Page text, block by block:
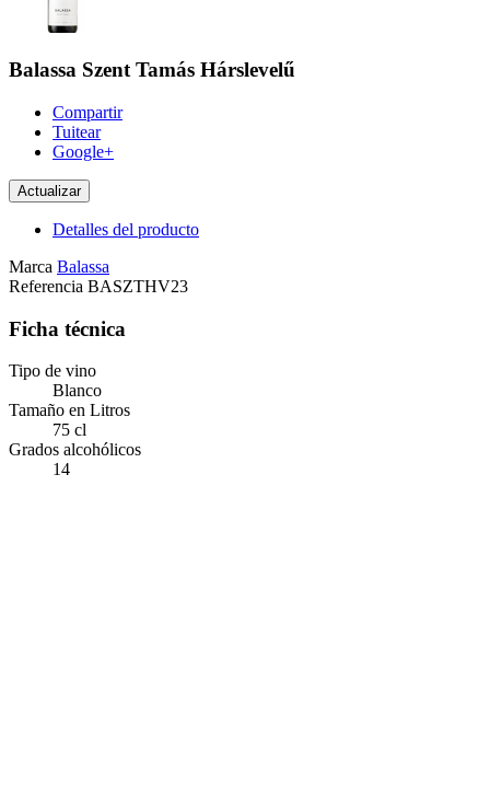
Balassa Szent Tamás Hárslevelű
Compartir
Tuitear
Google+
Detalles del producto
Marca Balassa
Referencia BASZTHV23
Ficha técnica
Tipo de vino
Blanco
Tamaño en Litros
75 cl
Grados alcohólicos
14